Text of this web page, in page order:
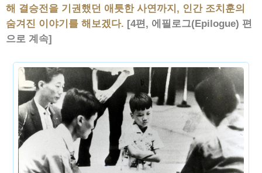
해 결승전을 기권했던 애틋한 사연까지, 인간 조치훈의
숨겨진 이야기를 해보겠다. [4편, 에필로그(Epilogue) 편
으로 계속]